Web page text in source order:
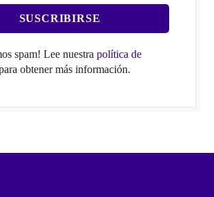
spam! Lee nuestra política de
obtener más información.